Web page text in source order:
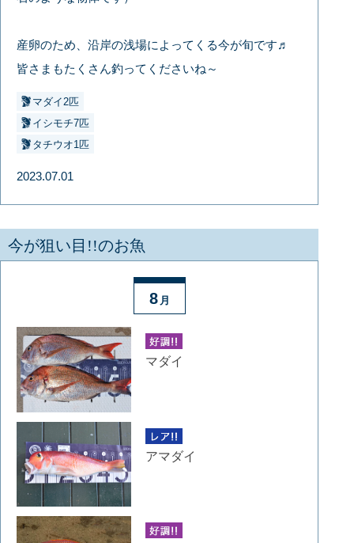
産卵のため、沿岸の浅場によってくる今が旬です♬
皆さまもたくさん釣ってくださいね～
マダイ2匹
イシモチ7匹
タチウオ1匹
2023.07.01
今が狙い目!!のお魚
8 月
マダイ
アマダイ